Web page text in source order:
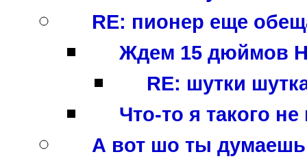
RE: пионер еще
Ждем 15 дюймов
RE: шутки
Что-то я такого
А вот шо ты